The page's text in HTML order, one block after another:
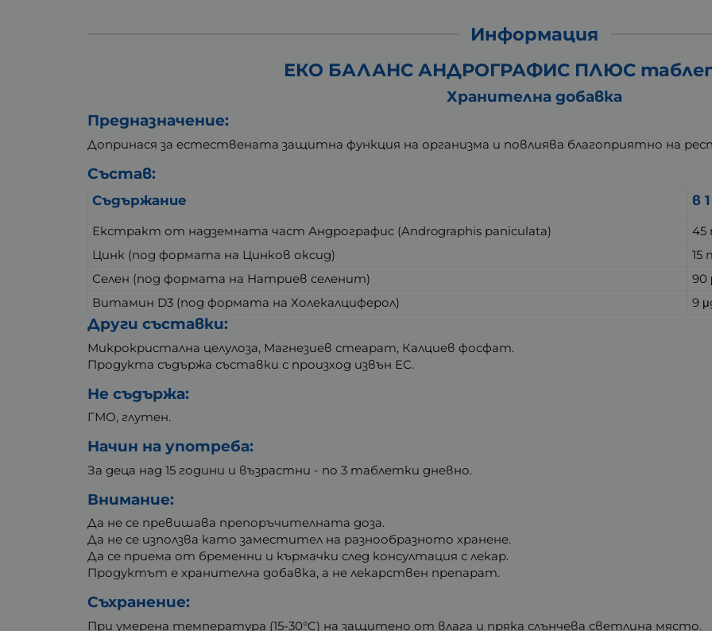
Информация
ЕКО БАЛАНС АНДРОГРАФИС ПЛЮС
Хранителна добавка
Предназначение:
Допринася за естествената защитна функция на организма и повлиява благоприятно на
Състав:
Съдържание в
Екстракт от надземната част Андрографис (Andrographis paniculata)
45
Цинк (под формата на Цинков оксид)
15
Селен (под формата на Натриев селенит)
90
Витамин D3 (под формата на Холекалциферол)
9
Други съставки:
Микрокристална целулоза, Магнезиев стеарат, Калциев фосфат.
Продукта съдържа съставки с произход извън ЕС.
Не съдържа:
ГМО, глутен.
Начин на употреба:
За деца над 15 години и възрастни - по 3 таблетки дневно.
Внимание:
Да не се превишава препоръчителната доза.
Да не се използва като заместител на разнообразното хранене.
Да се приема от бременни и кърмачки след консултация с лекар.
Продуктът е хранителна добавка, а не лекарствен препарат.
Съхранение:
При умерена температура (15-30°C) на защитено от влага и пряка слънчева светлина място.